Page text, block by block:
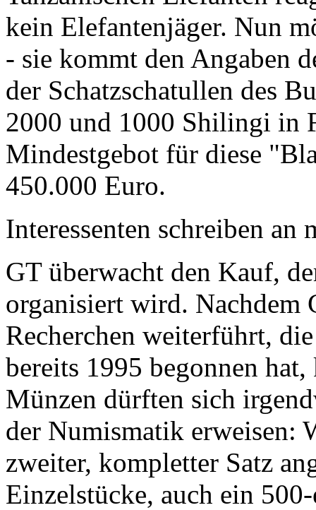
kein Elefantenjäger. Nun
- sie kommt den Angaben
der Schatzschatullen des
2000 und 1000 Shilingi in
Mindestgebot für diese
450.000 Euro.
Interessenten schreiben
GT überwacht den Kauf,
organisiert wird. Nachdem
Recherchen weiterführt,
bereits 1995 begonnen
Münzen dürften sich
der Numismatik erweisen:
zweiter, kompletter Satz
Einzelstücke, auch ein